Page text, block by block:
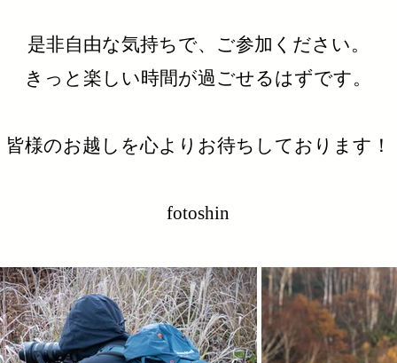
是非自由な気持ちで、ご参加ください。
​きっと楽しい時間が過ごせるはずです。
​皆様のお越しを心よりお待ちしております！
fotoshin